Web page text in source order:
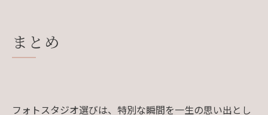
まとめ
フォトスタジオ選びは、特別な瞬間を一生の思い出とし